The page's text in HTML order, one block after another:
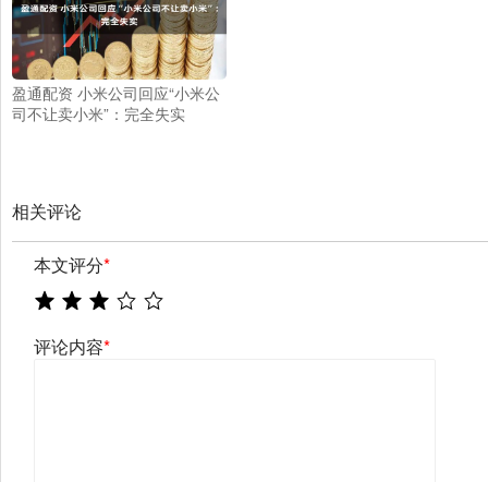
盈通配资 小米公司回应“小米公
司不让卖小米”：完全失实
相关评论
本文评分*
评论内容*